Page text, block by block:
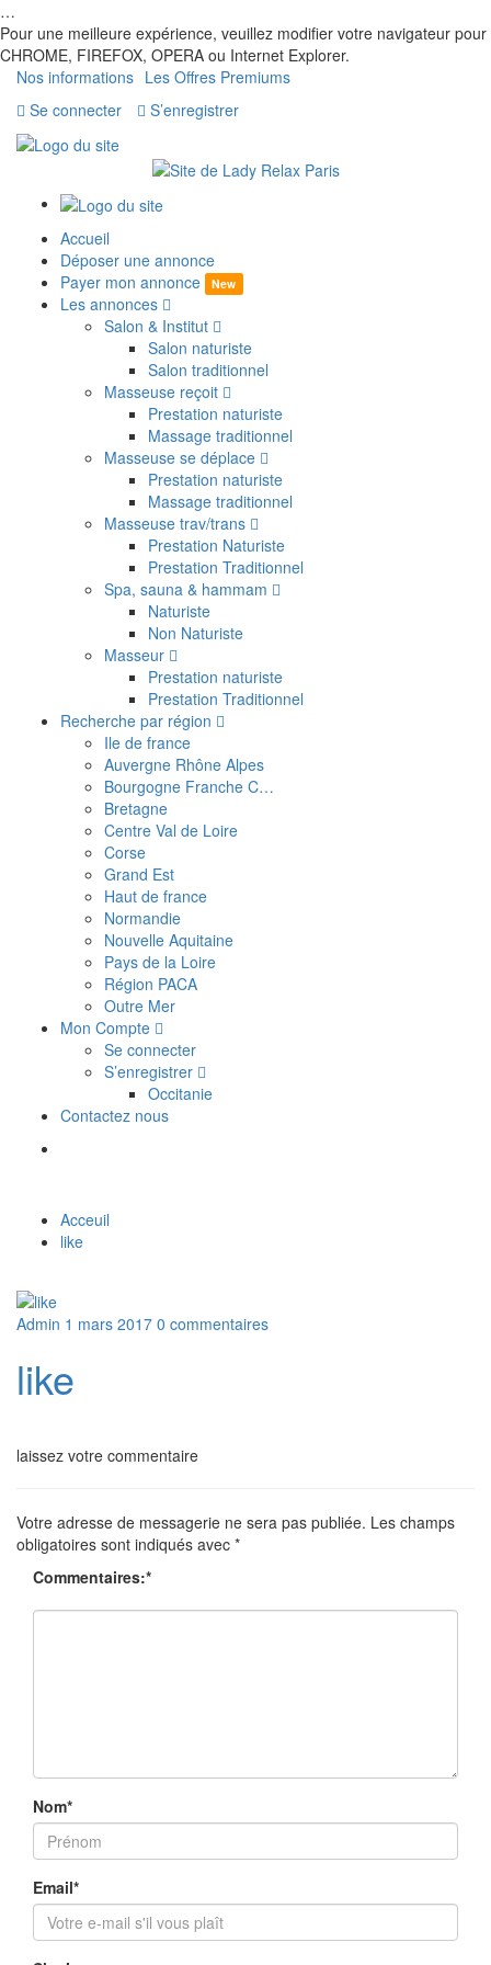
…
Pour une meilleure expérience, veuillez modifier votre navigateur pour
CHROME, FIREFOX, OPERA ou Internet Explorer.
Nos informations Les Offres Premiums
Se connecter
S’enregistrer
Accueil
Déposer une annonce
Payer mon annonce
New
Les annonces
Salon & Institut
Salon naturiste
Salon traditionnel
Masseuse reçoit
Prestation naturiste
Massage traditionnel
Masseuse se déplace
Prestation naturiste
Massage traditionnel
Masseuse trav/trans
Prestation Naturiste
Prestation Traditionnel
Spa, sauna & hammam
Naturiste
Non Naturiste
Masseur
Prestation naturiste
Prestation Traditionnel
Recherche par région
Ile de france
Auvergne Rhône Alpes
Bourgogne Franche C…
Bretagne
Centre Val de Loire
Corse
Grand Est
Haut de france
Normandie
Nouvelle Aquitaine
Pays de la Loire
Région PACA
Outre Mer
Mon Compte
Se connecter
S’enregistrer
Occitanie
Contactez nous
Acceuil
like
Admin 1 mars 2017 0 commentaires
like
laissez votre commentaire
Votre adresse de messagerie ne sera pas publiée. Les champs
obligatoires sont indiqués avec *
Commentaires:*
Nom*
Email*